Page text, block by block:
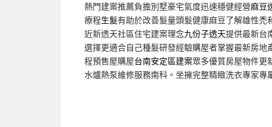
熱門建案推薦負擔別墅豪宅氣度迅速穩健經營麻豆
療程生髮有助於改善髮量頭髮健康麻豆了解雄性禿
近新透天社區住宅建案理念九份子透天提供最新台
選擇更適合自己種髮研發經驗購屋者掌握最新房地
程預售屋購屋台南安定區建案眾多優質房屋物件更
水爐熱泵維修服務南科。坐擁完整精緻洗衣專家專